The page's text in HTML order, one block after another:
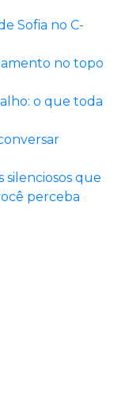
Sofia no C-
no topo
o que toda
silenciosos que
perceba